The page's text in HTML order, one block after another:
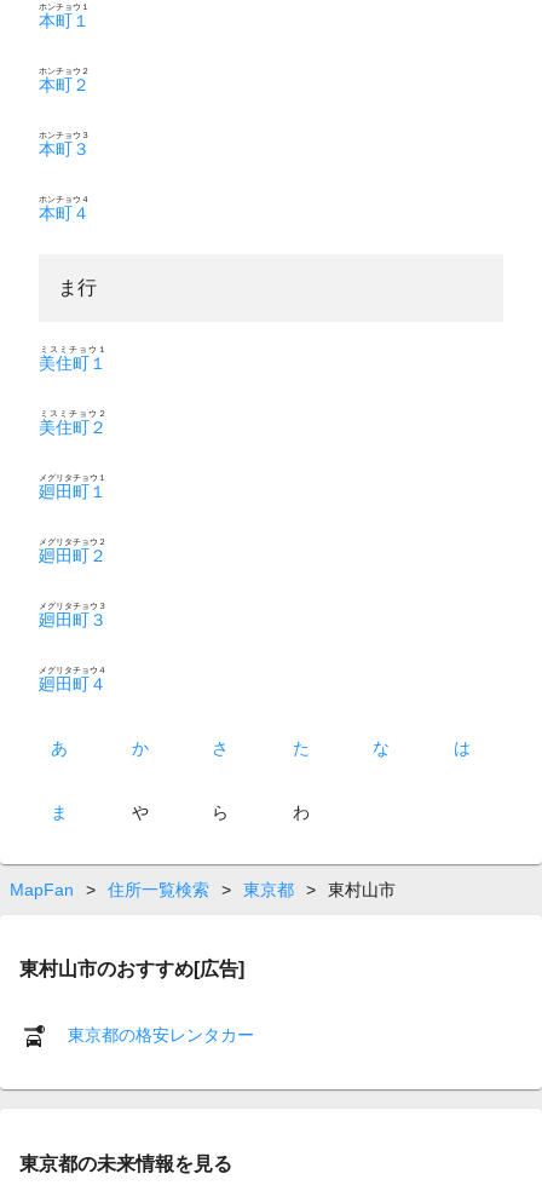
本町１
ホンチョウ１
本町２
ホンチョウ２
本町３
ホンチョウ３
本町４
ホンチョウ４
ま行
美住町１
ミスミチョウ１
美住町２
ミスミチョウ２
廻田町１
メグリタチョウ１
廻田町２
メグリタチョウ２
廻田町３
メグリタチョウ３
廻田町４
メグリタチョウ４
あ か さ た な は
ま や ら わ
MapFan > 住所一覧検索 > 東京都 > 東村山市
東村山市のおすすめ[広告]
東京都の格安レンタカー
東京都の未来情報を見る